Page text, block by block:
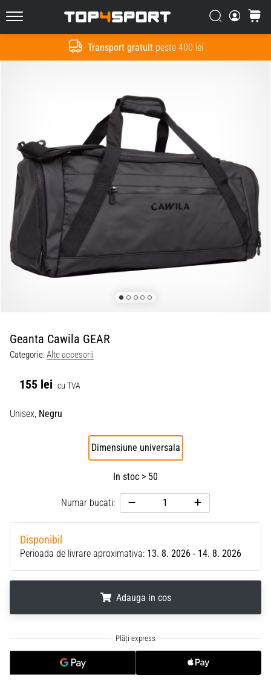
Transport gratuitpeste 400 lei
Top4Sport.ro Căutare
Cos
Geanta Cawila GEAR
Categorie:Alte accesorii
155 lei cu TVA
Unisex, Negru
Dimensiune universala
In stoc > 50
Numar bucati:
Disponibil
Perioada de livrare aproximativa: 13. 8. 2026 - 14. 8. 2026
Adauga in cos